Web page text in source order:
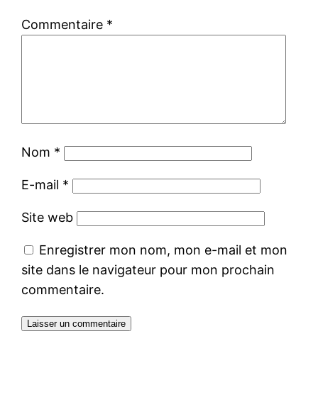
Commentaire *
Nom *
E-mail *
Site web
Enregistrer mon nom, mon e-mail et mon
site dans le navigateur pour mon prochain
commentaire.